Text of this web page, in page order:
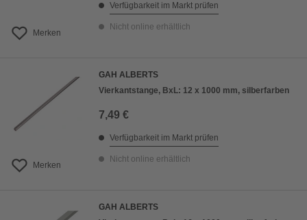
Merken
Verfügbarkeit im Markt prüfen
Nicht online erhältlich
Merken
GAH ALBERTS
Vierkantstange, BxL: 12 x 1000 mm, silberfarben
7,49 €
Verfügbarkeit im Markt prüfen
Nicht online erhältlich
GAH ALBERTS